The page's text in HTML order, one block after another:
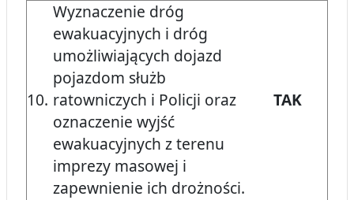
10.
Wyznaczenie dróg
ewakuacyjnych i dróg
umożliwiających dojazd
pojazdom służb
ratowniczych i Policji oraz
oznaczenie wyjść
ewakuacyjnych z terenu
imprezy masowej i
zapewnienie ich drożności.
TAK